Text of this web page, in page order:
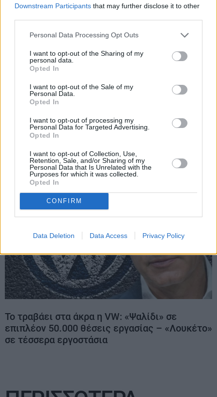
Downstream Participants that may further disclose it to other
Personal Data Processing Opt Outs
I want to opt-out of the Sharing of my
personal data.
Opted In
I want to opt-out of the Sale of my
Personal Data.
Opted In
I want to opt-out of processing my
Personal Data for Targeted Advertising.
Opted In
I want to opt-out of Collection, Use,
Retention, Sale, and/or Sharing of my
Personal Data that Is Unrelated with the
Purposes for which it was collected.
Opted In
CONFIRM
Data Deletion Data Access Privacy Policy
Σάλος με τη Meta: Αγωγή για απολύσεις με τη
αναπηρίες»
Το τραβάει στα άκρα η VW: «Ψαλίδι» σε
επιπλέον 50.000 θέσεις εργασίας – «Λουκέτο»
σε τέσσερα εργοστάσια